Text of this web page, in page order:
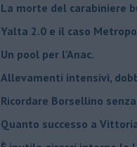
La morte del carabiniere
Yalta 2.0 e il caso
​Un pool per l'Anac.
Allevamenti intensivi,
Ricordare Borsellino
​Quanto successo a